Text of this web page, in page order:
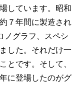
しています。昭和
７年間に製造され
ノグラフ、スペシ
した。それだけ一
とです。そして、
に登場したのがグ